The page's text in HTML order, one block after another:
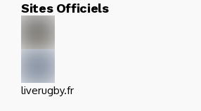
Sites Officiels
liverugby.fr